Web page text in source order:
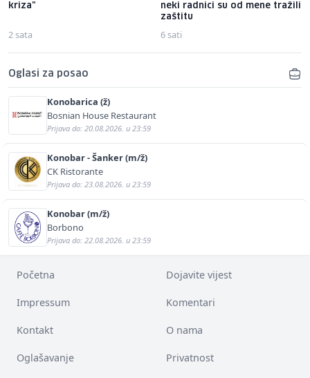
kriza"
2 sata
neki radnici su od mene tražili
zaštitu
6 sati
Oglasi za posao
Konobarica (ž)
Bosnian House Restaurant
Prijava do: 20.08.2026. u 23:59
Konobar - Šanker (m/ž)
CK Ristorante
Prijava do: 23.08.2026. u 23:59
Konobar (m/ž)
Borbono
Prijava do: 22.08.2026. u 23:59
Početna Dojavite vijest
Impressum Komentari
Kontakt O nama
Oglašavanje Privatnost